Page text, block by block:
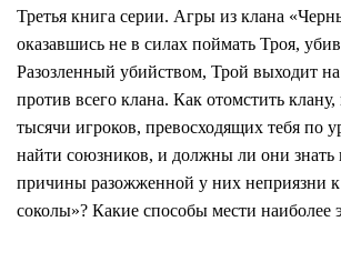
Третья книга серии. Агры из клана
оказавшись не в силах поймать Троя,
Разозленный убийством, Трой выходит
против всего клана. Как отомстить
тысячи игроков, превосходящих тебя по
найти союзников, и должны ли они знать
причины разожженной у них неприязни
соколы»? Какие способы мести наиболее